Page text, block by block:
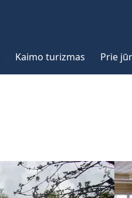
Kaimo turizmas Prie